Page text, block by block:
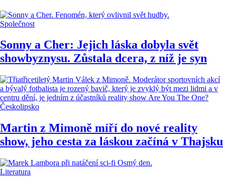
Společnost
Sonny a Cher: Jejich láska dobyla svět
showbyznysu. Zůstala dcera, z níž je syn
Českolipsko
Martin z Mimoně míří do nové reality
show, jeho cesta za láskou začíná v Thajsku
Literatura